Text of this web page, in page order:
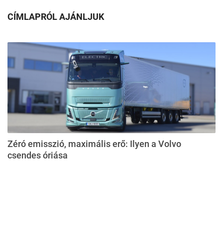
CÍMLAPRÓL AJÁNLJUK
Zéró emisszió, maximális erő: Ilyen a Volvo
csendes óriása